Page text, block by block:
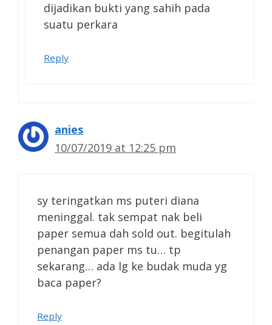
dijadikan bukti yang sahih pada
suatu perkara
Reply
anies
10/07/2019 at 12:25 pm
sy teringatkan ms puteri diana
meninggal. tak sempat nak beli
paper semua dah sold out. begitulah
penangan paper ms tu… tp
sekarang… ada lg ke budak muda yg
baca paper?
Reply